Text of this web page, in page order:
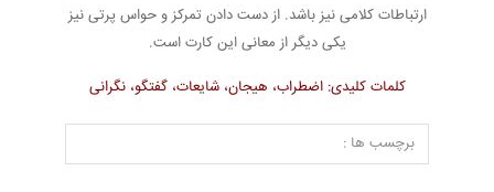
ارتباطات کلامی نیز باشد. از دست دادن تمرکز و حواس پرتی نیز
یکی دیگر از معانی این کارت است.
کلمات کلیدی: اضطراب، هیجان، شایعات، گفتگو، نگرانی
برچسب ها :